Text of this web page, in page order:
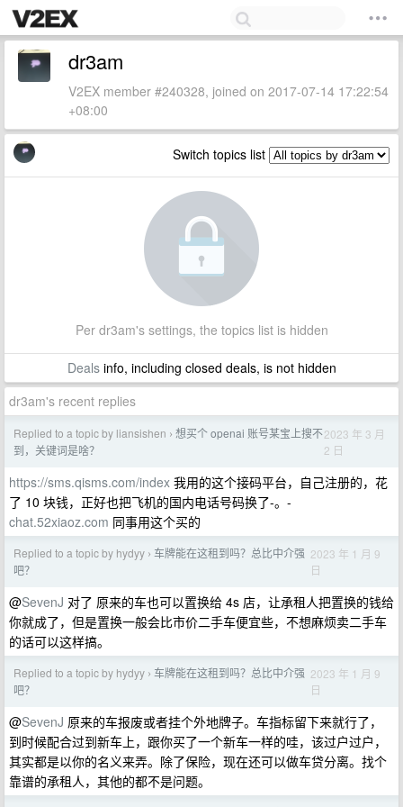
dr3am
V2EX member #240328, joined on 2017-07-14 17:22:54
+08:00
Switch topics list
Per dr3am's settings, the topics list is hidden
Dealsinfo, including closed deals, is not hidden
dr3am's recent replies
Replied to a topic by liansishen › 想买个 openai 账号某宝上搜不
到，关键词是啥？
2023 年 3 月
2 日
https://sms.qisms.com/index 我用的这个接码平台，自己注册的，花
了 10 块钱，正好也把飞机的国内电话号码换了-。-
chat.52xiaoz.com 同事用这个买的
Replied to a topic by hydyy › 车牌能在这租到吗？总比中介强
吧？
2023 年 1 月 9
日
@SevenJ 对了 原来的车也可以置换给 4s 店，让承租人把置换的钱给
你就成了，但是置换一般会比市价二手车便宜些，不想麻烦卖二手车
的话可以这样搞。
Replied to a topic by hydyy › 车牌能在这租到吗？总比中介强
吧？
2023 年 1 月 9
日
@SevenJ 原来的车报废或者挂个外地牌子。车指标留下来就行了，
到时候配合过到新车上，跟你买了一个新车一样的哇，该过户过户，
其实都是以你的名义来弄。除了保险，现在还可以做车贷分离。找个
靠谱的承租人，其他的都不是问题。